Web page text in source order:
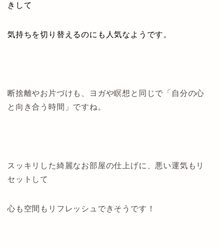
きして
気持ちを切り替えるのにも人気なようです。
断捨離やお片づけも、ヨガや瞑想と同じで「自分の心
と向き合う時間」ですね。
スッキリした綺麗なお部屋の仕上げに、悪い運気もリ
セットして
心も空間もリフレッシュできそうです！